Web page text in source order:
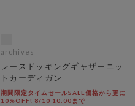
archives
レースドッキングギャザーニッ
トカーディガン
期間限定タイムセールSALE価格から更に
10%OFF! 8/10 10:00まで